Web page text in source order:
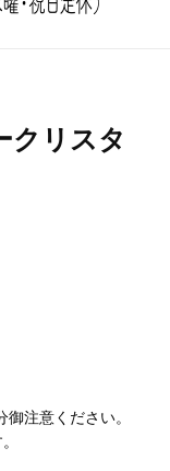
クリスタ
注意ください。